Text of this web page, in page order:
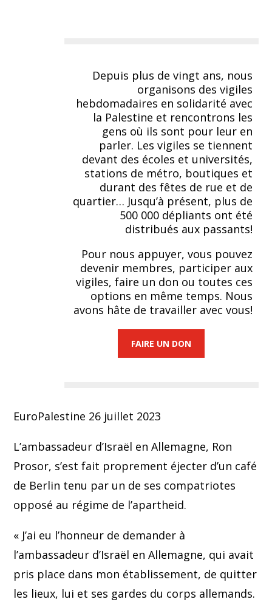
Depuis plus de vingt ans, nous
organisons des vigiles
hebdomadaires en solidarité avec
la Palestine et rencontrons les
gens où ils sont pour leur en
parler. Les vigiles se tiennent
devant des écoles et universités,
stations de métro, boutiques et
durant des fêtes de rue et de
quartier… Jusqu’à présent, plus de
500 000 dépliants ont été
distribués aux passants!
Pour nous appuyer, vous pouvez
devenir membres, participer aux
vigiles, faire un don ou toutes ces
options en même temps. Nous
avons hâte de travailler avec vous!
FAIRE UN DON
EuroPalestine 26 juillet 2023
L’ambassadeur d’Israël en Allemagne, Ron
Prosor, s’est fait proprement éjecter d’un café
de Berlin tenu par un de ses compatriotes
opposé au régime de l’apartheid.
« J’ai eu l’honneur de demander à
l’ambassadeur d’Israël en Allemagne, qui avait
pris place dans mon établissement, de quitter
les lieux, lui et ses gardes du corps allemands.